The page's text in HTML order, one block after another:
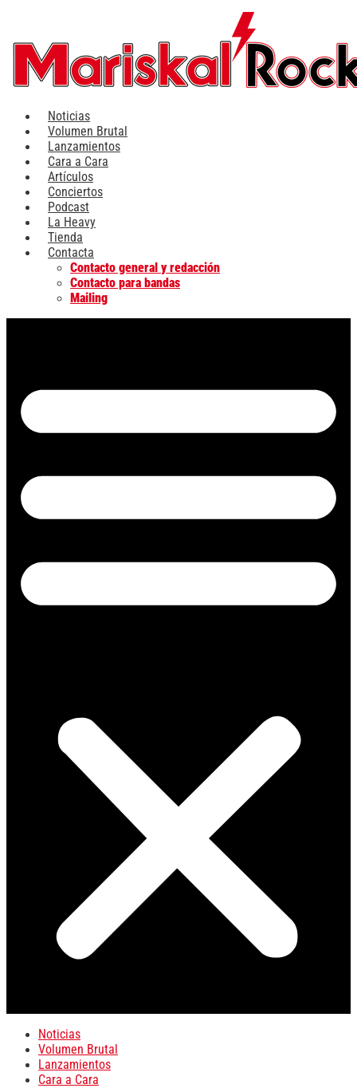
contenido
Noticias
Volumen Brutal
Lanzamientos
Cara a Cara
Artículos
Conciertos
Podcast
La Heavy
Tienda
Contacta
Contacto general y redacción
Contacto para bandas
Mailing
Noticias
Volumen Brutal
Lanzamientos
Cara a Cara